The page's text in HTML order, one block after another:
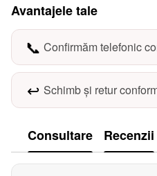
Avantajele tale
📞 Confirmăm telefonic
↩️ Schimb și retur
Consultare Recenzii